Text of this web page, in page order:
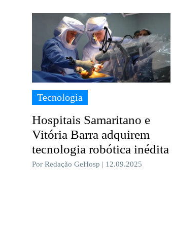
Tecnologia
Hospitais Samaritano e
Vitória Barra adquirem
tecnologia robótica inédita
Por Redação GeHosp | 12.09.2025